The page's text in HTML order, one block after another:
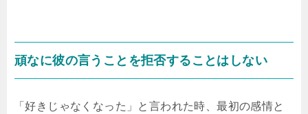
頑なに彼の言うことを拒否することはしない
「好きじゃなくなった」と言われた時、最初の感情と